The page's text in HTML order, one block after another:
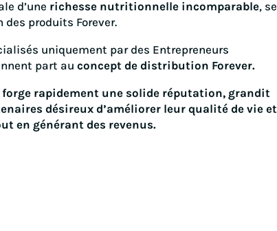
d’une richesse nutritionnelle incomparable, se
produits Forever.
uniquement par des Entrepreneurs
part au concept de distribution Forever.
forge rapidement une solide réputation, grandit
désireux d’améliorer leur qualité de vie et
en générant des revenus.